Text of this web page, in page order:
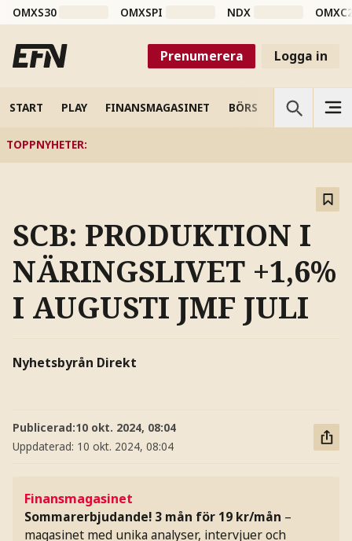
OMXS30 OMXSPI NDX
Prenumerera Logga in
START PLAY FINANSMAGASINET BÖRS VETENSKAP
TOPPNYHETER:
SCB: PRODUKTION I
NÄRINGSLIVET +1,6%
I AUGUSTI JMF JULI
Nyhetsbyrån Direkt
Publicerad:10 okt. 2024, 08:04
Uppdaterad: 10 okt. 2024, 08:04
Finansmagasinet
Sommarerbjudande! 3 mån för 19 kr/mån –
magasinet med unika analyser, intervjuer och